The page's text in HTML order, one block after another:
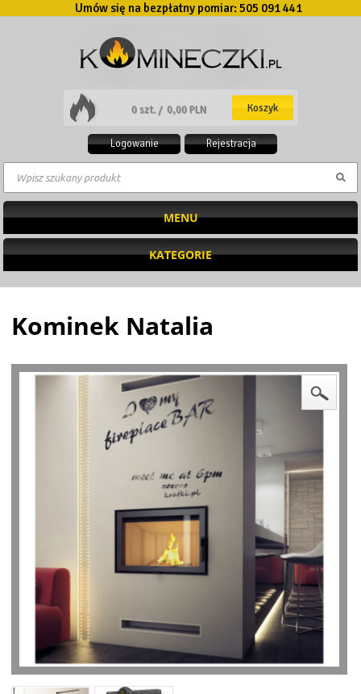
Umów się na bezpłatny pomiar: 505 091 441
0 szt. / 0,00 PLN Koszyk
Rejestracja
Logowanie
MENU
KATEGORIE
Kominek Natalia